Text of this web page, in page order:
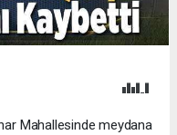
Mahallesinde meydana